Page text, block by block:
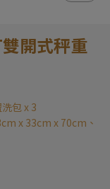
開式秤重
包 x 3
x 33cm x 70cm、